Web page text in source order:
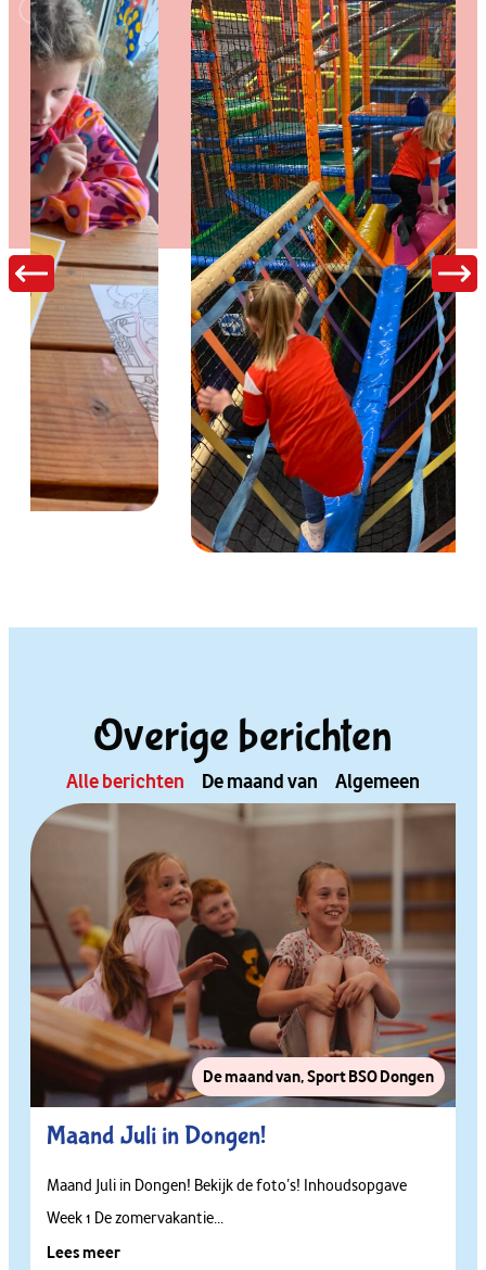
Overige berichten
De maand van Algemeen
Alle berichten
De maand van,Sport BSO Dongen
Maand Juli in Dongen!
Maand Juli in Dongen! Bekijk de foto’s! Inhoudsopgave
Week 1 De zomervakantie...
Lees meer